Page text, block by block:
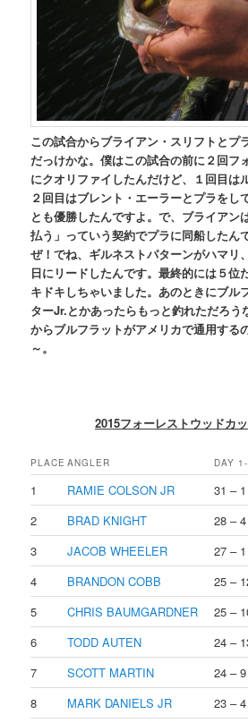
この試合からブライアン・スリフトとプ
だっけかな。僕はこの試合の前に２回フ
にクオリファイしたんだけど、１回目は
２回目はブレント・エーラーとプラをし
とも優勝したんですよ。で、ブライアン
払う」っていう契約でプラに同船したん
ぜ！でね、ギルネストパターンがハマリ
日にリードしたんです。最終的には５位
キドキしちゃいました。あのときにブル
ターJr.とかあったらもっと釣れただろう
からブルフラットがアメリカで通用する
～。
2015フォーレストウッドカ
PLACE ANGLER DAY
1 RAMIE COLSON JR
31 –
2
BRAD KNIGHT
28 –
3
JACOB WHEELER
27 –
4
BRANDON COBB
25 –
5
CHRIS BAUMGARDNER
25 –
6
TODD AUTEN
24 –
7
SCOTT MARTIN
24 –
8
MARK DANIELS JR 23 –